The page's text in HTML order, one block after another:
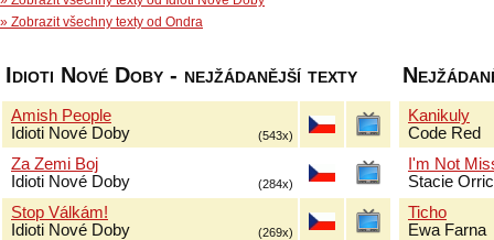
» Zobrazit všechny texty od Ondra
Idioti Nové Doby - nejžádanější texty
Amish People
Idioti Nové Doby
(543x)
Za Zemi Boj
Idioti Nové Doby
(284x)
Stop Válkám!
Idioti Nové Doby
(269x)
Kanikuly
Code Red
I'm Not
Stacie
Ticho
Ewa Farna